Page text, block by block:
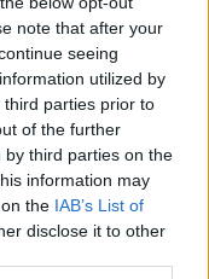
note that after your
seeing
utilized by
parties prior to
of the further
third parties on the
information may
the IAB’s List of
disclose it to other
január végéig
Kecskemét,
Tatabánya )teszi
ezzel az ország
Az egyébként